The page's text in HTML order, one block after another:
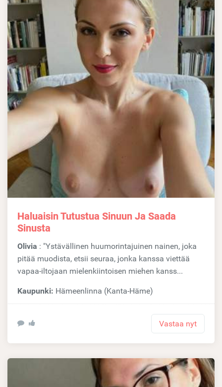
Haluaisin Tutustua Sinuun Ja Saada
Sinusta
Olivia : "Ystävällinen huumorintajuinen nainen, joka
pitää muodista, etsii seuraa, jonka kanssa viettää
vapaa-iltojaan mielenkiintoisen miehen kanss...
Kaupunki: Hämeenlinna (Kanta-Häme)
Vastaa nyt